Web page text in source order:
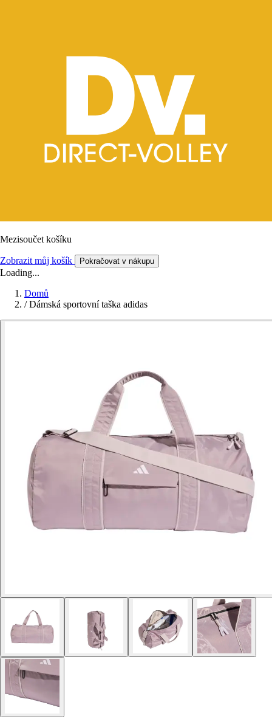
Mezisoučet košíku
Zobrazit můj košík Pokračovat v nákupu
Loading...
Domů
/ Dámská sportovní taška adidas